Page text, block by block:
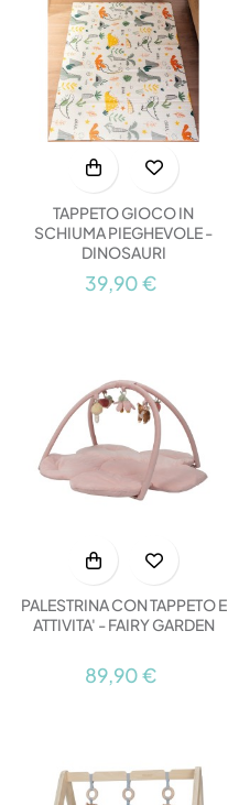
TAPPETO GIOCO IN
SCHIUMA PIEGHEVOLE -
DINOSAURI
39,90 €
PALESTRINA CON TAPPETO E
ATTIVITA' - FAIRY GARDEN
89,90 €